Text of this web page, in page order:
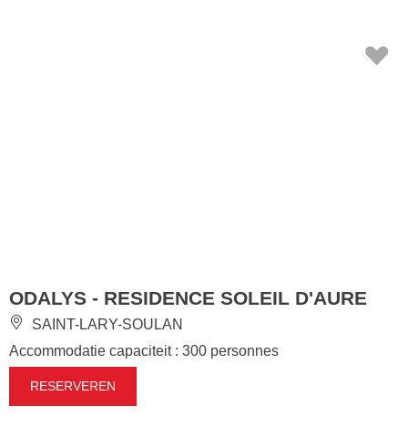
ODALYS - RESIDENCE SOLEIL D'AURE
SAINT-LARY-SOULAN
Accommodatie capaciteit : 300 personnes
RESERVEREN